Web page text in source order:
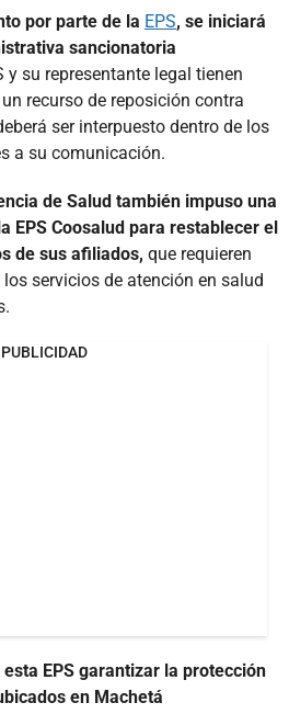
por parte de la EPS, se iniciará
sancionatoria
y su representante legal tienen
recurso de reposición contra
ser interpuesto dentro de los
a su comunicación.
de Salud también impuso una
EPS Coosalud para restablecer el
de sus afiliados, que requieren
servicios de atención en salud
PUBLICIDAD
EPS garantizar la protección
en Machetá